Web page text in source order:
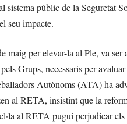
públic de la Seguretat
seu impacte.
maig per elevar-la al Ple, va
Grups, necessaris per
Autònoms (ATA) ha
al RETA, insistint que la
al RETA pugui perjudicar